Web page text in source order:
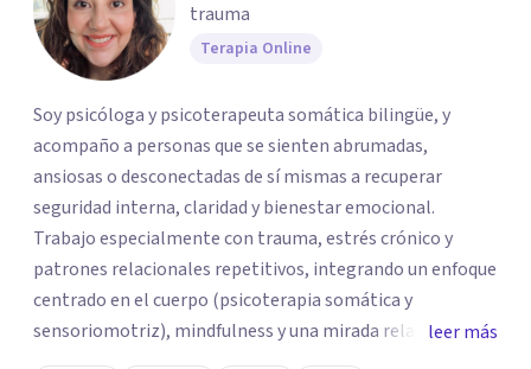
trauma
Terapia Online
Soy psicóloga y psicoterapeuta somática bilingüe, y
acompaño a personas que se sienten abrumadas,
ansiosas o desconectadas de sí mismas a recuperar
seguridad interna, claridad y bienestar emocional.
Trabajo especialmente con trauma, estrés crónico y
patrones relacionales repetitivos, integrando un enfoque
centrado en el cuerpo (psicoterapia somática y
sensoriomotriz), mindfulness y una mirada relacional y
psicodinámica. En terapia te ayudo a entender lo que te
leer más